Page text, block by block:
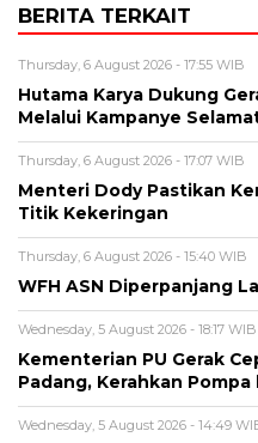
BERITA TERKAIT
Thursday, 6 August 2026 - 17:55 WIB
Hutama Karya Dukung
Melalui Kampanye
Thursday, 6 August 2026 - 17:07 WIB
Menteri Dody Pastikan
Titik Kekeringan
Thursday, 6 August 2026 - 15:40 WIB
WFH ASN Diperpanjang
Wednesday, 5 August 2026 - 18:17 WIB
Kementerian PU Gerak
Padang, Kerahkan
Wednesday, 5 August 2026 - 14:49